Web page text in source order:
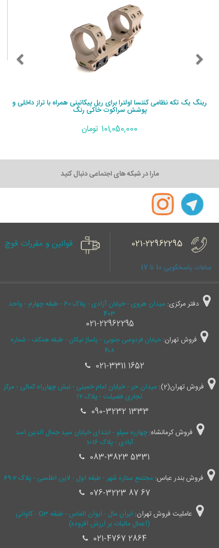
رینگ یک تکه نظامی کنتسا اولترا برای ریل پیکاتینی همراه با تراز داخلی و
پوشش سراکوت خاکی رنگ
101,050,000 تومان
مارا در شبکه های اجتماعی دنبال کنید
021-22962295
ساعات پاسخگویی 10 تا 17
قوانین و مقررات قوچ
دفتر مرکزی:
میدان هروی - خیابان آزادی - پلاک 60 - طبقه چهارم - واحد
403
021-22962295
فروش تهران: خیابان فردوسی جنوبی - پاساژ نیکان - طبقه همکف - شماره
۴۰۸
021-3311 1652
فروش تهران(2):
میدان حر - خیابان امام خمینی - نبش چهارراه کمالی - مرکز
تجاری فضیلت - پلاک ۱۷
090-3232 1333
فروش کرمانشاه:چهارره سیلو - ابتدای خیابان سید جمال ‌الدین اسد
آبادی - پلاک 1016
083-3823 5331
فروش بندر عباس: مجتمع ستاره شهر - طبقه اول - لاین اطلسی - پلاک 2-69
076-3223 87 67
عاملیت فروش تهران:
ایران مال - ایوان الماس - طبقه G3 - کاوانی
(اعمال مالیات بر ارزش افزوده)
021-4767 2864